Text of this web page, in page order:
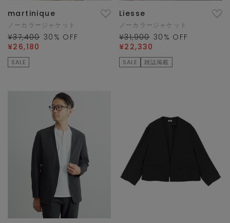
martinique
ノーカラージャケット
¥37,400 30 % OFF
¥26,180
SALE
Liesse
ノーカラージャケット
¥31,900 30 % OFF
¥22,330
SALE 雑誌掲載